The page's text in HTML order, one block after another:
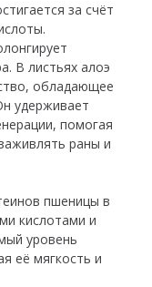
за счёт
В листьях алоэ
обладающее
удерживает
помогая
раны и
пшеницы в
кислотами и
уровень
её мягкость и